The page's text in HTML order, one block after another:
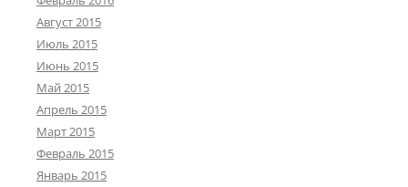
Август 2015
Июль 2015
Июнь 2015
Май 2015
Апрель 2015
Март 2015
Февраль 2015
Январь 2015